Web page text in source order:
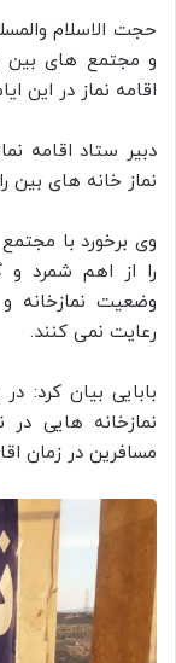
حجت الاسلام
و مجتمع های بین
اقامه نماز در این
دبیر ستاد اقامه
نماز خانه های بین
وی برخورد با
را از اهم شمرد
وضعیت نمازخانه و
رعایت نمی کنند.
بابایی بیان کرد:
نمازخانه هایی
مسافرین در زمان